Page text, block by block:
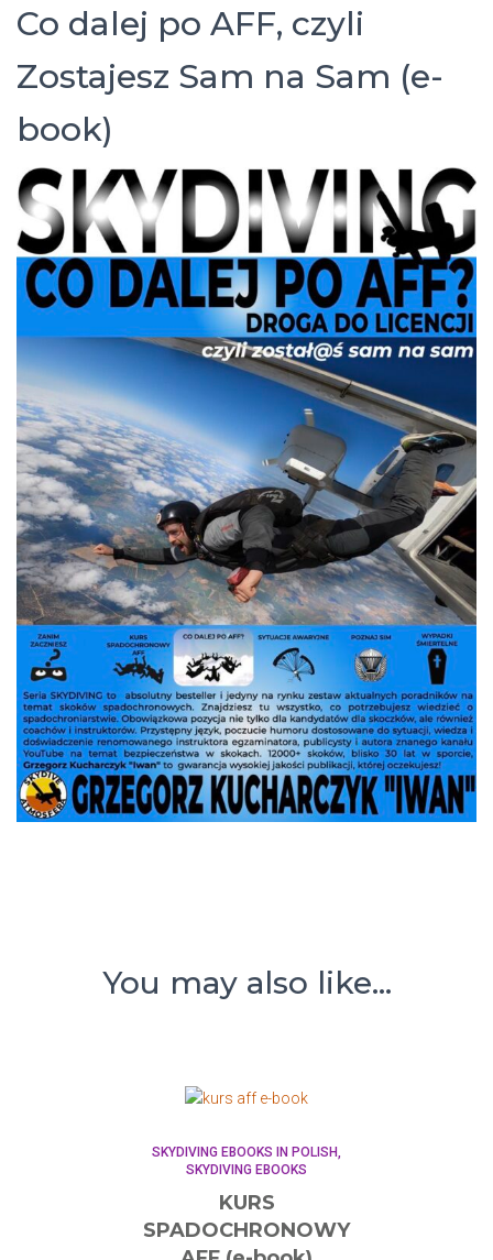
Co dalej po AFF, czyli
Zostajesz Sam na Sam (e-
book)
You may also like…
SKYDIVING EBOOKS IN POLISH
SKYDIVING EBOOKS
KURS
SPADOCHRONOWY